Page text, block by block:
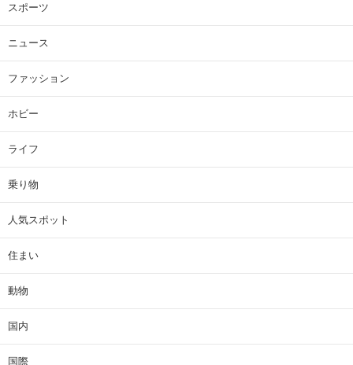
スポーツ
ニュース
ファッション
ホビー
ライフ
乗り物
人気スポット
住まい
動物
国内
国際